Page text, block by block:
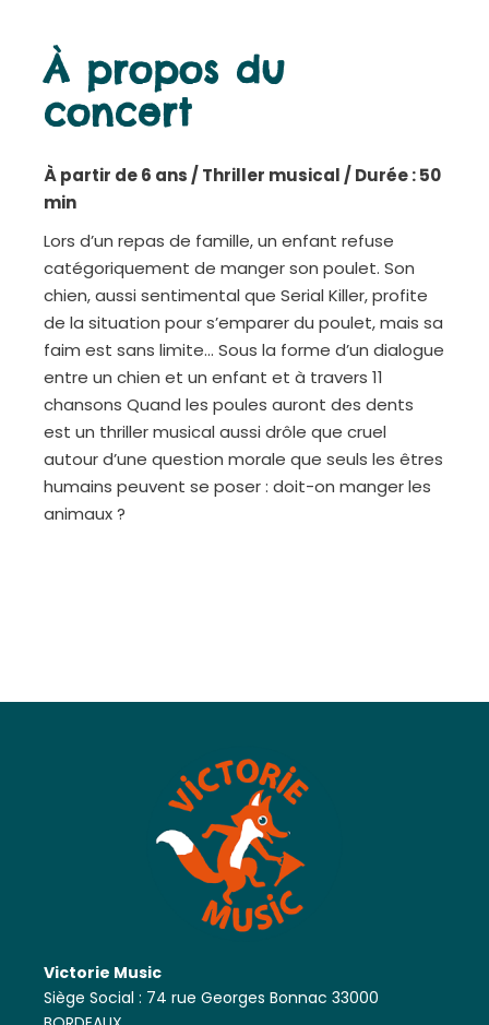
À propos du
concert
À partir de 6 ans / Thriller musical / Durée : 50
min
Lors d’un repas de famille, un enfant refuse
catégoriquement de manger son poulet. Son
chien, aussi sentimental que Serial Killer, profite
de la situation pour s’emparer du poulet, mais sa
faim est sans limite… Sous la forme d’un dialogue
entre un chien et un enfant et à travers 11
chansons Quand les poules auront des dents
est un thriller musical aussi drôle que cruel
autour d’une question morale que seuls les êtres
humains peuvent se poser : doit-on manger les
animaux ?
Victorie Music
Siège Social : 74 rue Georges Bonnac 33000